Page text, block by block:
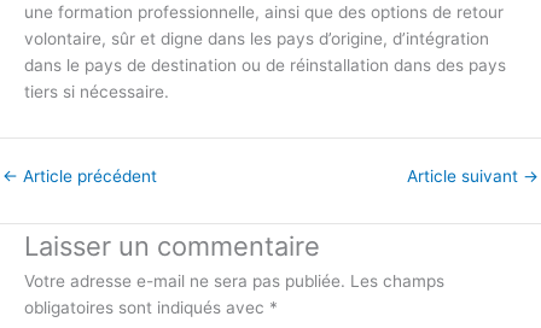
une formation professionnelle, ainsi que des options de retour
volontaire, sûr et digne dans les pays d’origine, d’intégration
dans le pays de destination ou de réinstallation dans des pays
tiers si nécessaire.
← Article précédent Article suivant →
Laisser un commentaire
Votre adresse e-mail ne sera pas publiée. Les champs
obligatoires sont indiqués avec *